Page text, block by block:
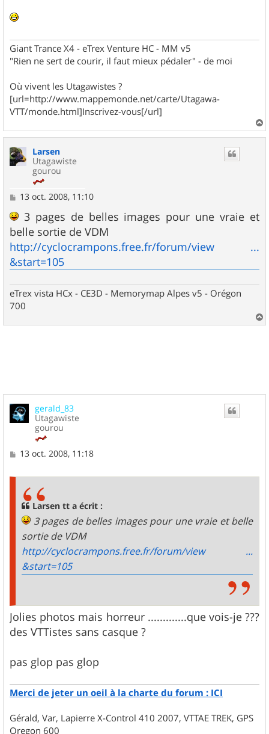
Giant Trance X4 - eTrex Venture HC - MM v5
"Rien ne sert de courir, il faut mieux pédaler" - de moi
Où vivent les Utagawistes ?
[url=http://www.mappemonde.net/carte/Utagawa-
VTT/monde.html]Inscrivez-vous[/url]
a
Larsen
Utagawiste
gourou
M
s
a
g
e
13 oct. 2008, 11:10
3 pages de belles images pour une vraie et
belle sortie de VDM
http://cyclocrampons.free.fr/forum/view ...
&start=105
eTrex vista HCx - CE3D - Memorymap Alpes v5 - Orégon
700
a
gerald_83
Utagawiste
gourou
M13 oct. 2008, 11:18
Larsen tt a écrit :
3 pages de belles images pour une vraie et belle
sortie de VDM
http://cyclocrampons.free.fr/forum/view ...
&start=105
Jolies photos mais horreur .............que vois-je ???
des VTTistes sans casque ?
pas glop pas glop
Merci de jeter un oeil à la charte du forum : ICI
Gérald, Var, Lapierre X-Control 410 2007, VTTAE TREK, GPS
Oregon 600